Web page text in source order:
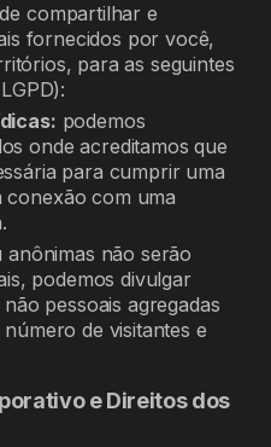
compartilhar e
fornecidos por você,
para as seguintes
podemos
onde acreditamos que
para cumprir uma
conexão com uma
não serão
podemos divulgar
pessoais agregadas
de visitantes e
e Direitos dos